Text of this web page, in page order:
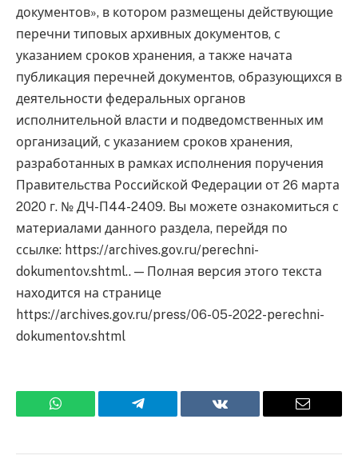
документов», в котором размещены действующие
перечни типовых архивных документов, с
указанием сроков хранения, а также начата
публикация перечней документов, образующихся в
деятельности федеральных органов
исполнительной власти и подведомственных им
организаций, с указанием сроков хранения,
разработанных в рамках исполнения поручения
Правительства Российской Федерации от 26 марта
2020 г. № ДЧ-П44-2409. Вы можете ознакомиться с
материалами данного раздела, перейдя по
ссылке: https://archives.gov.ru/perechni-
dokumentov.shtml.. — Полная версия этого текста
находится на странице
https://archives.gov.ru/press/06-05-2022-perechni-
dokumentov.shtml
WhatsApp Телеграмм ВКонтакте